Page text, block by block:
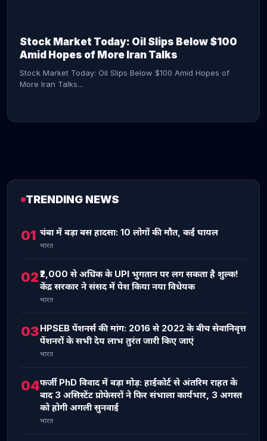
Stock Market Today: Oil Slips Below $100
Amid Hopes of More Iran Talks
Stock Market Today: Oil Slips Below $100 Amid Hopes of
More Iran Talks...
TRENDING NEWS
01 चंबा में बड़ा बस हादसा: 10 लोगों की मौत, कई घायल
भारत
02₹2,000 से अधिक के UPI भुगतान पर लग सकता है शुल्क!
केंद्र सरकार ने संसद में पेश किया नया विधेयक
भारत
03HPSEB पेंशनर्स की मांग: 2016 से 2022 के बीच सेवानिवृत्त
पेंशनरों के सभी देय लाभ तुरंत जारी किए जाएं
भारत
04फर्जी PhD विवाद में बड़ा मोड़: हाईकोर्ट से अंतरिम राहत के
बाद 3 असिस्टेंट प्रोफेसरों ने फिर संभाला कार्यभार, 3 अगस्त
को होगी अगली सुनवाई
भारत